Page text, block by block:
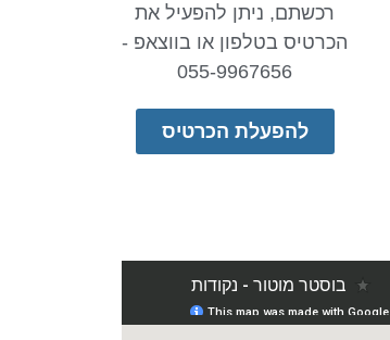
רכשתם, ניתן להפעיל את
הכרטיס בטלפון או בווצאפ -
055-9967656
להפעלת הכרטיס